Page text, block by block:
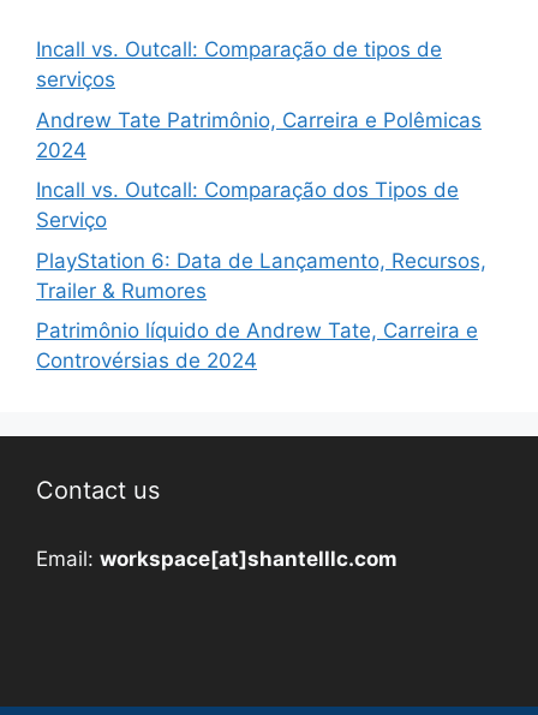
Incall vs. Outcall: Comparação de tipos de
serviços
Andrew Tate Patrimônio, Carreira e Polêmicas
2024
Incall vs. Outcall: Comparação dos Tipos de
Serviço
PlayStation 6: Data de Lançamento, Recursos,
Trailer & Rumores
Patrimônio líquido de Andrew Tate, Carreira e
Controvérsias de 2024
Contact us
Email: workspace[at]shantelllc.com